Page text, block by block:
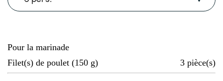
Pour la marinade
Filet(s) de poulet (150 g)
3 pièce(s)